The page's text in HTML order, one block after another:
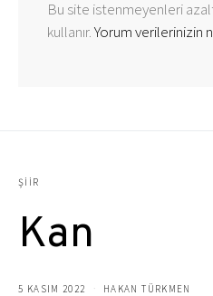
Bu site istenmeyenleri
kullanır.Yorum verilerinizin
ŞIIR
Kan
5 KASIM 2022 HAKAN TÜRKMEN